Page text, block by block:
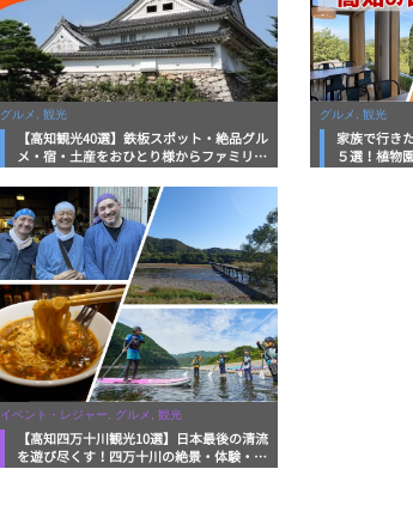
グルメ, 観光
【高知観光40選】鉄板スポット・絶品グル
メ・宿・土産をおひとり様からファミリー
グルメ, 観光
家族で行き
５選！植物
イベント・レジャー, グルメ, 観光
【高知四万十川観光10選】日本最後の清流
を遊び尽くす！四万十川の絶景・体験・グ